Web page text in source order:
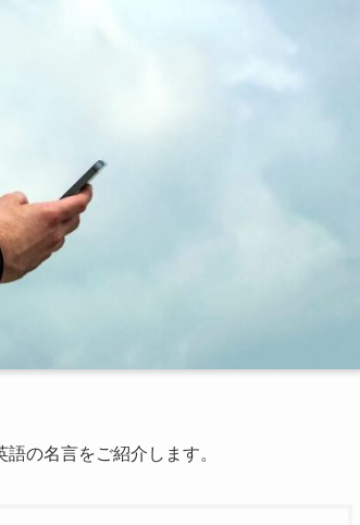
の名言をご紹介します。